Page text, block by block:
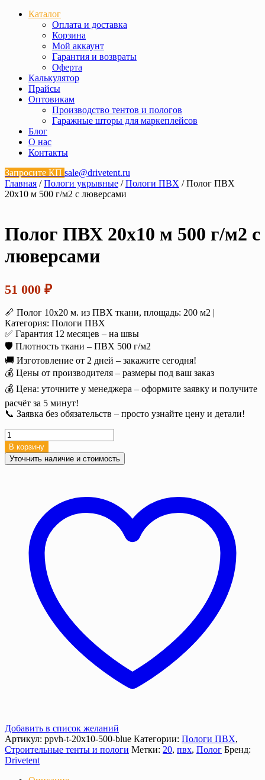
Каталог
Оплата и доставка
Корзина
Мой аккаунт
Гарантия и возвраты
Оферта
Калькулятор
Прайсы
Оптовикам
Производство тентов и пологов
Гаражные шторы для маркеплейсов
Блог
О нас
Контакты
Запросите КП sale@drivetent.ru
Главная /Пологи укрывные /Пологи ПВХ / Полог ПВХ
20х10 м 500 г/м2 с люверсами
Полог ПВХ 20х10 м 500 г/м2 с
люверсами
51 000 ₽
📏 Полог 10х20 м. из ПВХ ткани, площадь: 200 м2 |
Категория: Пологи ПВХ
✅ Гарантия 12 месяцев – на швы
🛡️ Плотность ткани – ПВХ 500 г/м2
🚚 Изготовление от 2 дней – закажите сегодня!
💰 Цены от производителя – размеры под ваш заказ
💰 Цена: уточните у менеджера – оформите заявку и получите
расчёт за 5 минут!
📞 Заявка без обязательств – просто узнайте цену и детали!
Количество
товара
Полог
ПВХ
люверсами
В корзину
Уточнить наличие и стоимость
Добавить в список желаний
Артикул: ppvh-t-20х10-500-blue Категории: Пологи ПВХ,
Строительные тенты и пологи Метки: 20, пвх, Полог Бренд:
Drivetent